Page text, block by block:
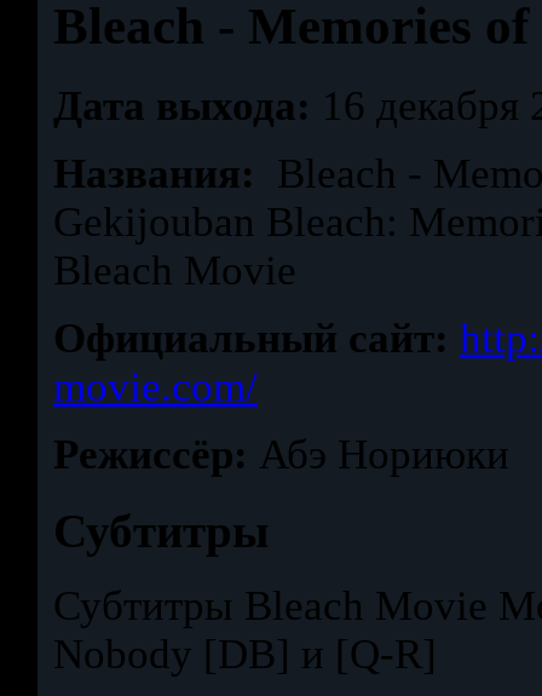
Bleach - Memories
Дата выхода: 16 декабря
Названия: Bleach -
Gekijouban Bleach:
Bleach Movie
Официальный сайт:
movie.com/
Режиссёр: Абэ Нориюки
Субтитры
Субтитры Bleach Movie
Nobody [DB] и [Q-R]